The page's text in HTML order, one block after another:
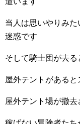
当人は思いやりみ
迷惑です
そして騎士団が去る
屋外テントがある
屋外テント場が撤去